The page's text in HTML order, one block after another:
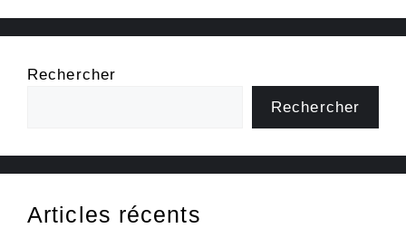
Rechercher
Rechercher
Articles récents